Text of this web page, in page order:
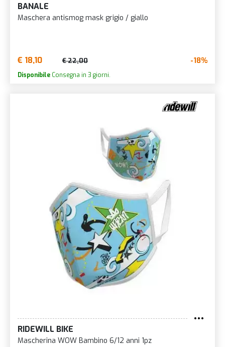
BANALE
Maschera antismog mask grigio / giallo
€ 18,10 € 22,00 -18%
Disponibile Consegna in 3 giorni.
RIDEWILL BIKE
Mascherina WOW Bambino 6/12 anni 1pz